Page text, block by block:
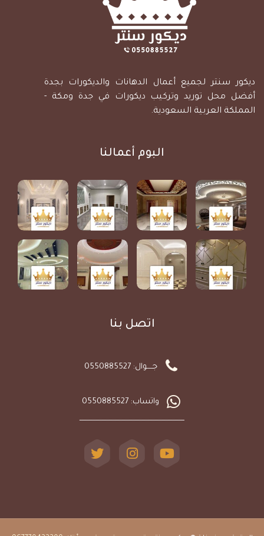
ديكور سنتر لجميع أعمال الدهانات والديكورات بجدة
أفضل محل توريد وتركيب ديكورات في جدة ومكة -
المملكة العربية السعودية.
البوم أعمالنا
اتصل بنا
جـــــوال: 0550885527
واتساب: 0550885527
ـــــــــــــــــــــــــــــــــــــــــــــــــــــــــــــــــــــــــــــــــــــــــ